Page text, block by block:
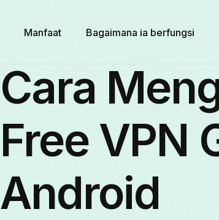
Manfaat Bagaimana ia berfungsi
Cara
Free VPN
Android